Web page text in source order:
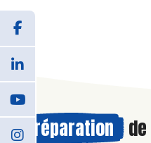
Préparation